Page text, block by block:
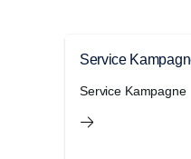
Service
Service Kampagne